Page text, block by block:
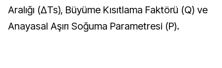
Aralığı (ΔTs), Büyüme Kısıtlama Faktörü (Q) ve
Anayasal Aşırı Soğuma Parametresi (P).